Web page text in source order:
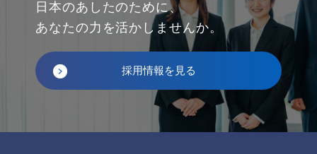
日本のあしたのために、
あなたの力を活かしませんか。
採用情報を見る